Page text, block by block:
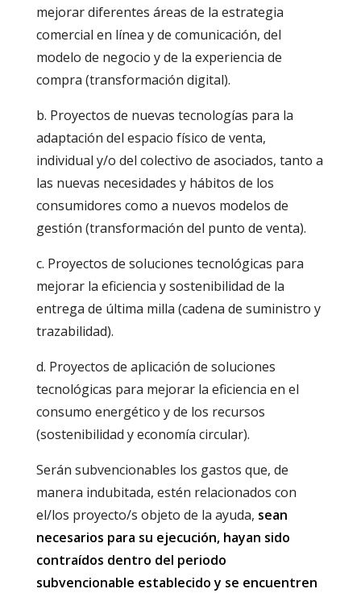
mejorar diferentes áreas de la estrategia
comercial en línea y de comunicación, del
modelo de negocio y de la experiencia de
compra (transformación digital).
b. Proyectos de nuevas tecnologías para la
adaptación del espacio físico de venta,
individual y/o del colectivo de asociados, tanto a
las nuevas necesidades y hábitos de los
consumidores como a nuevos modelos de
gestión (transformación del punto de venta).
c. Proyectos de soluciones tecnológicas para
mejorar la eficiencia y sostenibilidad de la
entrega de última milla (cadena de suministro y
trazabilidad).
d. Proyectos de aplicación de soluciones
tecnológicas para mejorar la eficiencia en el
consumo energético y de los recursos
(sostenibilidad y economía circular).
Serán subvencionables los gastos que, de
manera indubitada, estén relacionados con
el/los proyecto/s objeto de la ayuda, sean
necesarios para su ejecución, hayan sido
contraídos dentro del periodo
subvencionable establecido y se encuentren